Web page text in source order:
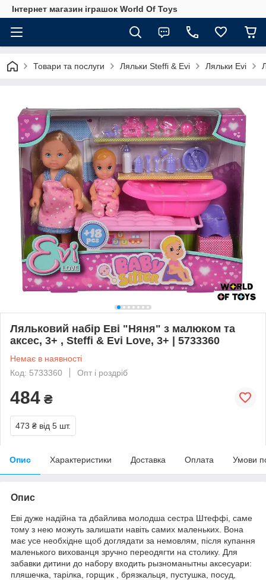
Інтернет магазин іграшок World Of Toys
Товари та послуги Ляльки Steffi & Evi Ляльки Evi
Ляльковий набір Еві "Няня" з малюком та
аксес, 3+ , Steffi & Evi Love, 3+ | 5733360
Немає в наявності
Код: 5733360
Опт і роздріб
484 ₴
473 ₴ від 5 шт.
Опис Характеристики Доставка Оплата Умови
Опис
Еві дуже надійна та дбайлива молодша сестра Штеффі, саме
тому з нею можуть залишати навіть самих маленьких. Вона
має усе необхідне щоб доглядати за немовлям, після купання
маленького вихованця зручно переодягти на столику. Для
забавки дитини до набору входить рызноманытны аксесуари:
пляшечка, тарілка, горщик , брязкальця, пустушка, посуд,